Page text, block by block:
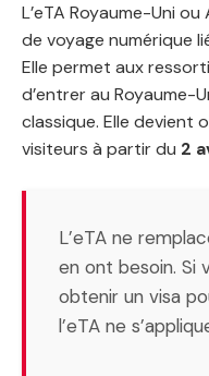
L’eTA Royaume-Uni
de voyage numérique
Elle permet aux
d’entrer au Royaume-
classique. Elle devient
visiteurs à partir du 2
L’eTA ne
en ont besoin. Si
obtenir un visa
l’eTA ne